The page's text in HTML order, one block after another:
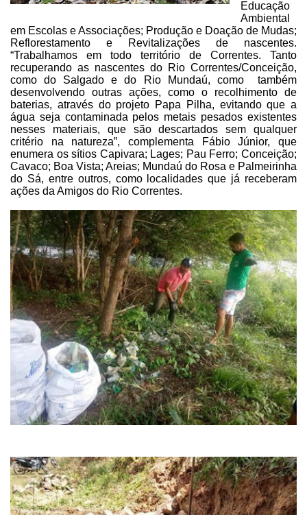
Educação
Ambiental
em Escolas e Associações; Produção e Doação de Mudas;
Reflorestamento e Revitalizações de nascentes.
“Trabalhamos em todo território de Correntes. Tanto
recuperando as nascentes do Rio Correntes/Conceição,
como do Salgado e do Rio Mundaú, como também
desenvolvendo outras ações, como o recolhimento de
baterias, através do projeto Papa Pilha, evitando que a
água seja contaminada pelos metais pesados existentes
nesses materiais, que são descartados sem qualquer
critério na natureza”, complementa
Fábio Júnior, que
enumera os sítios Capivara; Lages; Pau Ferro; Conceição;
Cavaco; Boa Vista; Areias; Mundaú do Rosa e Palmeirinha
do Sá, entre outros, como localidades que já receberam
ações da Amigos do Rio Correntes.